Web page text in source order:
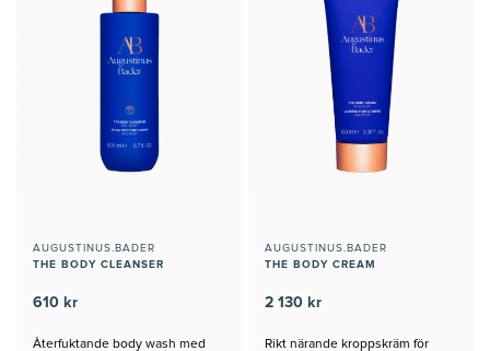
AUGUSTINUS.BADER
THE BODY CLEANSER
610 kr
Återfuktande body wash med
AUGUSTINUS.BADER
THE BODY CREAM
2 130 kr
Rikt närande kroppskräm för